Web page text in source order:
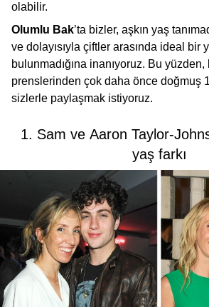
olabilir.
Olumlu Bak’ta bizler, aşkın yaş
ve dolayısıyla çiftler arasında ideal bir
bulunmadığına inanıyoruz. Bu yüzden,
prenslerinden çok daha önce doğmuş
sizlerle paylaşmak istiyoruz.
1. Sam ve Aaron Taylor-
yaş farkı